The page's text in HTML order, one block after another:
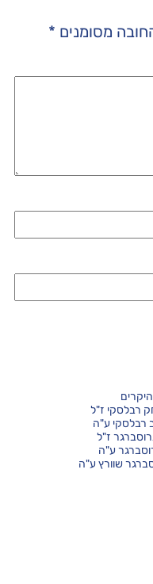
מסומנים *
רבלסקי ז"ל
רבלסקי ע"ה
ז"ל
ע"ה
שוורץ ע"ה